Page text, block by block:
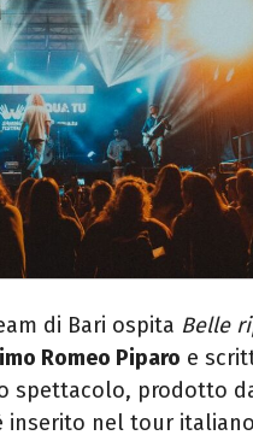
di Bari ospita Belle
Romeo Piparo e
spettacolo, prodotto
inserito nel tour